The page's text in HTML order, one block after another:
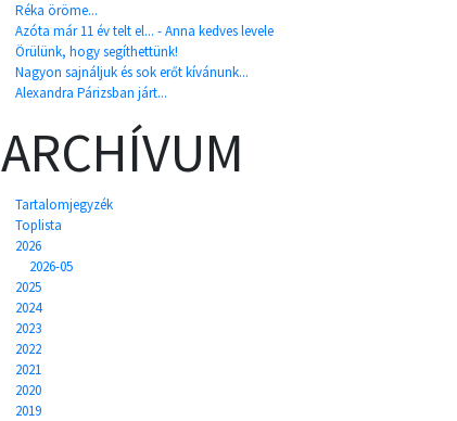
Réka öröme...
Azóta már 11 év telt el... - Anna kedves levele
Örülünk, hogy segíthettünk!
Nagyon sajnáljuk és sok erőt kívánunk...
Alexandra Párizsban járt...
ARCHÍVUM
Tartalomjegyzék
Toplista
2026
2026-05
2025
2024
2023
2022
2021
2020
2019